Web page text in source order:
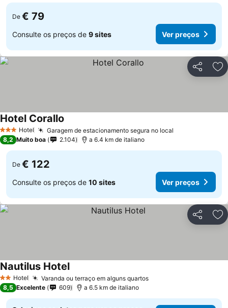
De € 79
Consulte os preços de 9 sites Ver preços
Partilhar
3 EstrelasHotel Garagem de estacionamento segura no local
Hotel Corallo
8,2 Muito boa 2.104 a 6.4 km de italiano
De € 122
Consulte os preços de 10 sites Ver preços
Partilhar
2 Estrelas
Hotel Varanda ou terraço em alguns quartosVer preços
Nautilus HotelVer preços
8,5 Excelente 609 a 6.5 km de italiano